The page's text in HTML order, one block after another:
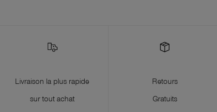
Livraison la plus rapide
sur tout achat
Retours
Gratuits